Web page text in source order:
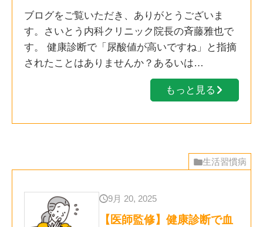
ブログをご覧いただき、ありがとうございま
す。さいとう内科クリニック院長の斉藤雅也で
す。 健康診断で「尿酸値が高いですね」と指摘
されたことはありませんか？あるいは…
もっと見る
生活習慣病
9月 20, 2025
【医師監修】健康診断で血